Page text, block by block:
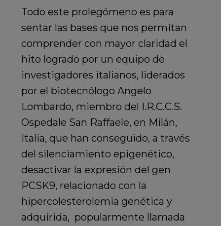
Todo este prolegómeno es para
sentar las bases que nos permitan
comprender con mayor claridad el
hito logrado por un equipo de
investigadores italianos, liderados
por el biotecnólogo Angelo
Lombardo, miembro del I.R.C.C.S.
Ospedale San Raffaele, en Milán,
Italia, que han conseguido, a través
del silenciamiento epigenético,
desactivar la expresión del gen
PCSK9, relacionado con la
hipercolesterolemia genética y
adquirida, popularmente llamada